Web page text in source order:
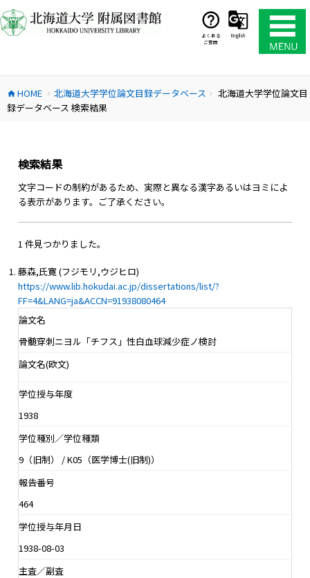
ン
テ
ス
キ
よくある
ご質問
English
home HOME chevron_right 北海道大学学位論文目録データベース chevron_right
北海道大学学位論文目
録データベース 検索結果
検索結果
文字コードの制約があるため、実際と異なる漢字あるいはヨミによ
る表示があります。ご了承ください。
1 件見つかりました。
藤森,氏寛 (フジモリ,ウジヒロ)
https://www.lib.hokudai.ac.jp/dissertations/list/?
FF=4&LANG=ja&ACCN=91938080464
論文名
骨髄穿刺ニヨル「チフス」性白血球減少症ノ検討
論文名(欧文)
学位授与年度
1938
学位種別／学位種類
9（旧制） / K05（医学博士(旧制)）
報告番号
464
学位授与年月日
1938-08-03
主査／副査